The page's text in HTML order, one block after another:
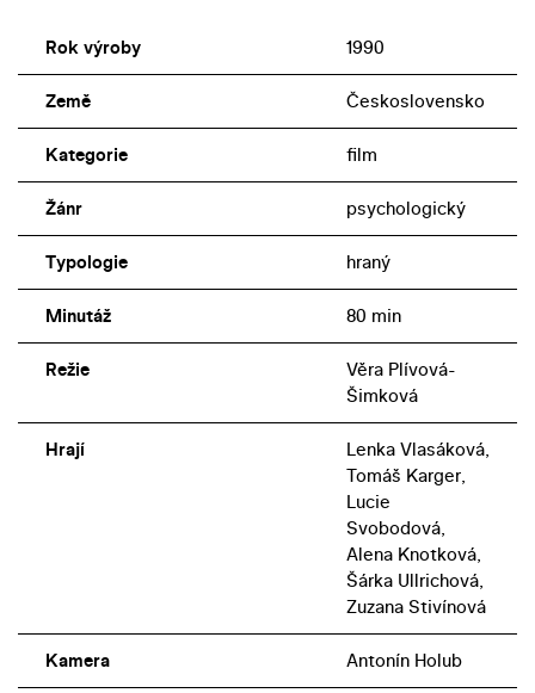
filmů.Rok výroby 1990
Země Československo
Kategorie film
Žánr psychologický
Typologie hraný
Minutáž 80 min
Režie
Věra Plívová-
Šimková
Hrají
Lenka Vlasáková,
Tomáš Karger,
Lucie
Svobodová,
Alena Knotková,
Šárka Ullrichová,
Zuzana Stivínová
Kamera Antonín Holub